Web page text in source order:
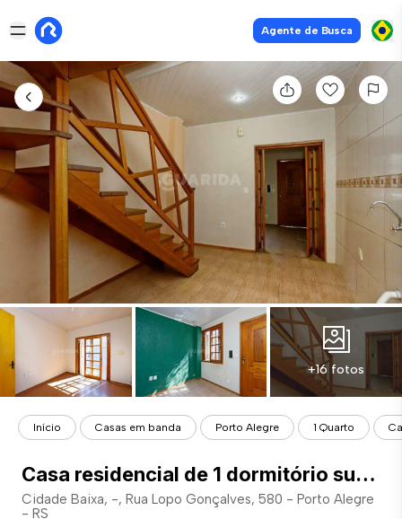
Agente de Busca
+16 fotos
Início Casas em banda Porto Alegre 1 Quarto
Casa residencial de 1 dormitório suíte no bairro Cidade Baixa - COD: 4733
Cidade Baixa, -, Rua Lopo Gonçalves, 580 - Porto Alegre
- RS